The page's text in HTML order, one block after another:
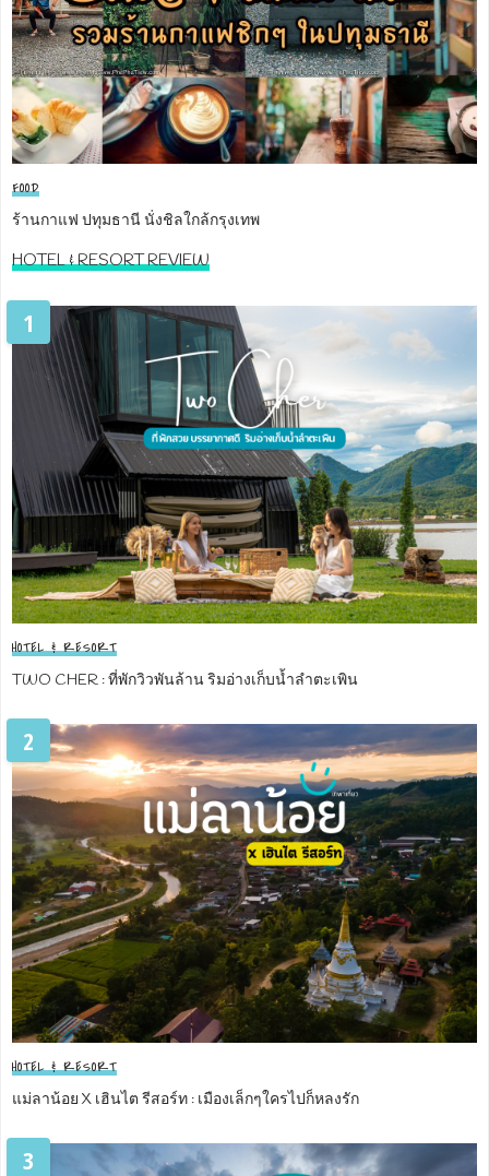
FOOD
ร้านกาแฟ ปทุมธานี นั่งชิลใกล้กรุงเทพ
HOTEL & RESORT REVIEW
1
HOTEL & RESORT
TWO CHER : ที่พักวิวพันล้าน ริมอ่างเก็บน้ำลำตะเพิน
2
HOTEL & RESORT
แม่ลาน้อย X เฮินไต รีสอร์ท : เมืองเล็กๆใครไปก็หลงรัก
3